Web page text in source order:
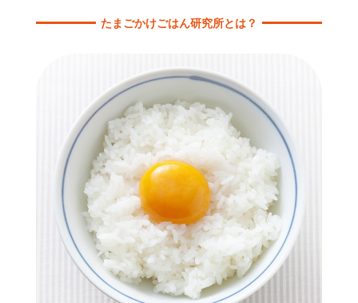
たまごかけごはん研究所とは？